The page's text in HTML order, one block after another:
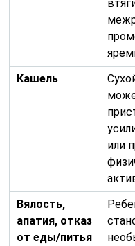
Кашель
или
Вялость,
апатия, отказ
от еды/питья